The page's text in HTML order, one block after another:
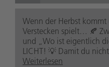
Wenn der Herbst
Verstecken spielt… 🍂
und „Wo ist eigentlich
LICHT! 💡 Damit du
Weiterlesen